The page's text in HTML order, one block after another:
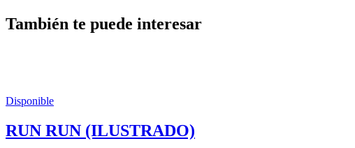
También te puede interesar
Disponible
RUN RUN (ILUSTRADO)